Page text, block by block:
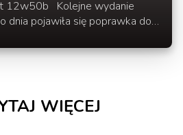
dnia pojawiła się poprawka do
usprawniono sztuczne
WIĘCEJ